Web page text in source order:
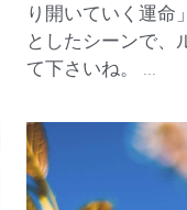
月間無料占い,占
ルーンはあなたの
運命へと誘います
としたシーンで、
て下さいね。 ...